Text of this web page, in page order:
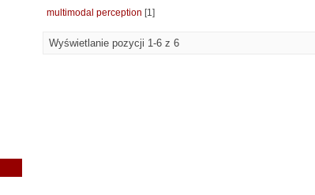
multimodal perception [1]
Wyświetlanie pozycji 1-6 z 6